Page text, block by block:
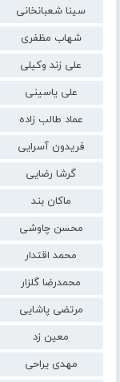
سینا شعبانخانی
شهاب مظفری
علی زند وکیلی
علی یاسینی
عماد طالب زاده
فریدون آسرایی
گرشا رضایی
ماکان بند
محسن چاوشی
محمد اقتدار
محمدرضا گلزار
مرتضی پاشایی
معین زد
مهدی یراحی